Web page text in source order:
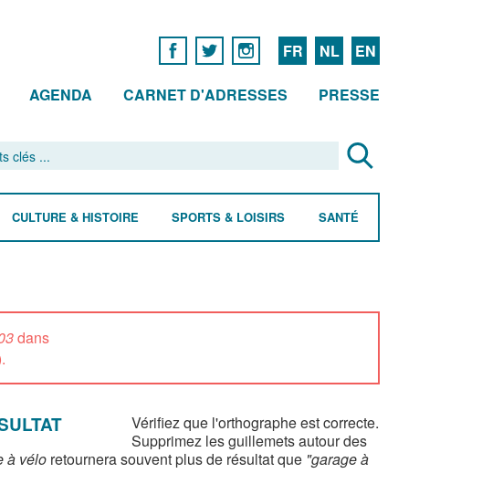
FR NL EN
AGENDA CARNET D'ADRESSES PRESSE
CULTURE & HISTOIRE SPORTS & LOISIRS SANTÉ
dans
Vérifiez que l'orthographe est correcte.
Supprimez les guillemets autour des
à véloretournera souvent plus de résultat que "garage à